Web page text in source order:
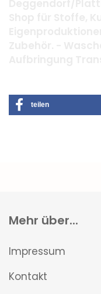
teilen
Mehr über...
Impressum
Kontakt